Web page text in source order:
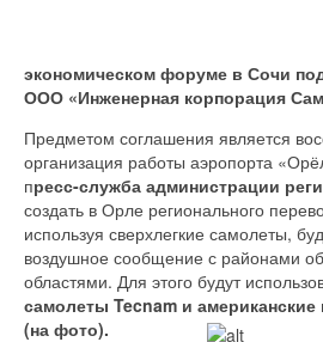
экономическом форуме в Сочи
ООО «Инженерная корпорация
Предметом соглашения является
организация работы аэропорта
пресс-служба администрации
создать в Орле регионального
используя сверхлегкие самолеты,
воздушное сообщение с районами
областями. Для этого будут
самолеты Tecnam и
(на фото).